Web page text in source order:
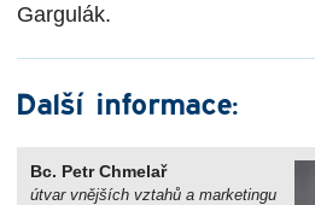
Gargulák.
Další informace:
Bc. Petr Chmelař
útvar vnějších vztahů a marketingu